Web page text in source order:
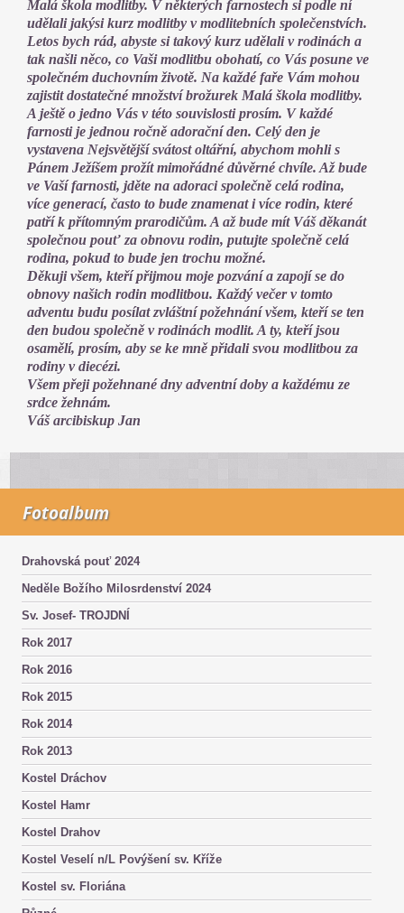
Malá škola modlitby. V některých farnostech si podle ní
udělali jakýsi kurz modlitby v modlitebních společenstvích.
Letos bych rád, abyste si takový kurz udělali v rodinách a
tak našli něco, co Vaši modlitbu obohatí, co Vás posune ve
společném duchovním životě. Na každé faře Vám mohou
zajistit dostatečné množství brožurek Malá škola modlitby.
A ještě o jedno Vás v této souvislosti prosím. V každé
farnosti je jednou ročně adorační den. Celý den je
vystavena Nejsvětější svátost oltářní, abychom mohli s
Pánem Ježíšem prožít mimořádné důvěrné chvíle. Až bude
ve Vaší farnosti, jděte na adoraci společně celá rodina,
více generací, často to bude znamenat i více rodin, které
patří k přítomným prarodičům. A až bude mít Váš děkanát
společnou pouť za obnovu rodin, putujte společně celá
rodina, pokud to bude jen trochu možné.
Děkuji všem, kteří přijmou moje pozvání a zapojí se do
obnovy našich rodin modlitbou. Každý večer v tomto
adventu budu posílat zvláštní požehnání všem, kteří se ten
den budou společně v rodinách modlit. A ty, kteří jsou
osamělí, prosím, aby se ke mně přidali svou modlitbou za
rodiny v diecézi.
Všem přeji požehnané dny adventní doby a každému ze
srdce žehnám.
Váš arcibiskup Jan
Fotoalbum
Drahovská pouť 2024
Neděle Božího Milosrdenství 2024
Sv. Josef- TROJDNÍ
Rok 2017
Rok 2016
Rok 2015
Rok 2014
Rok 2013
Kostel Dráchov
Kostel Hamr
Kostel Drahov
Kostel Veselí n/L Povýšení sv. Kříže
Kostel sv. Floriána